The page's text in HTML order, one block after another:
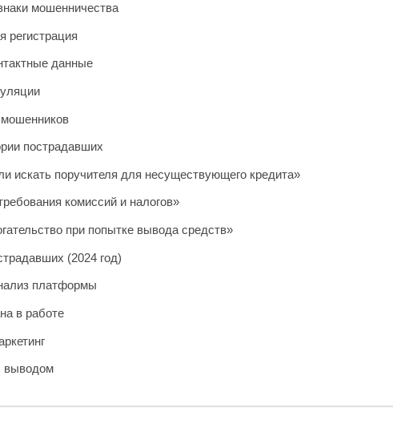
мошенничества
регистрация
данные
пострадавших
искать поручителя для несуществующего кредита»
комиссий и налогов»
при попытке вывода средств»
(2024 год)
платформы
в работе
выводом